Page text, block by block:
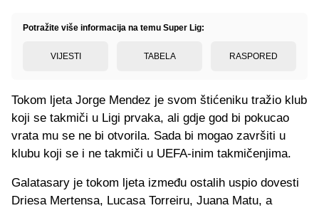
Potražite više informacija na temu Super Lig:
VIJESTI TABELA RASPORED
Tokom ljeta Jorge Mendez je svom štićeniku tražio klub
koji se takmiči u Ligi prvaka, ali gdje god bi pokucao
vrata mu se ne bi otvorila. Sada bi mogao završiti u
klubu koji se i ne takmiči u UEFA-inim takmičenjima.
Galatasary je tokom ljeta između ostalih uspio dovesti
Driesa Mertensa, Lucasa Torreiru, Juana Matu, a